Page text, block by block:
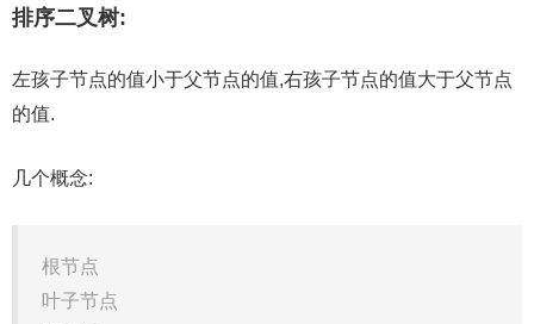
排序二叉树:
左孩子节点的值小于父节点的值,右孩子节点的值大于父节点
的值.
几个概念:
根节点
叶子节点